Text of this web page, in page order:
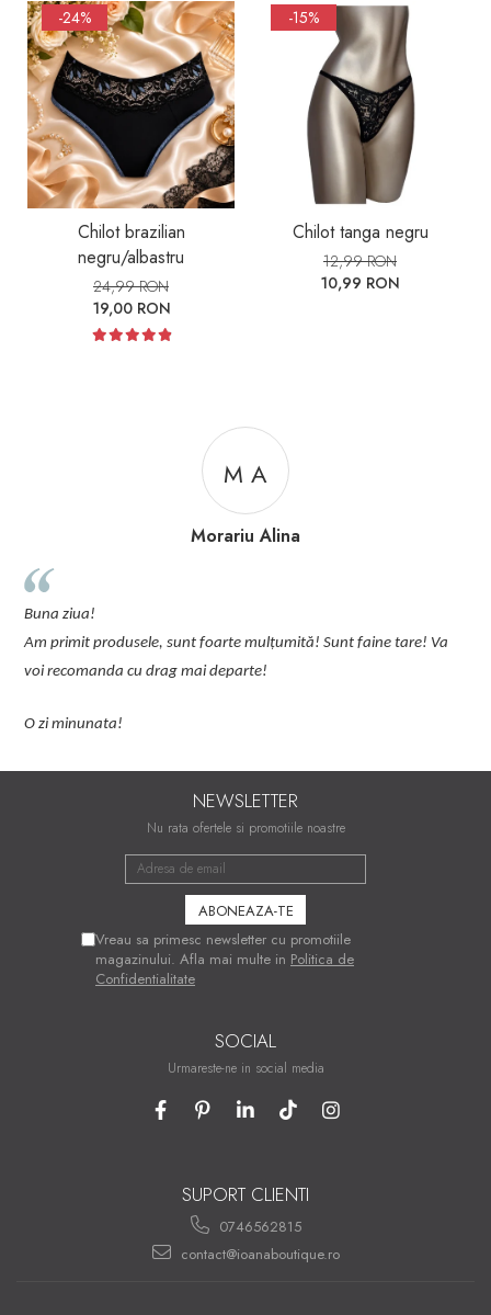
-24%
Chilot brazilian
negru/albastru
24,99 RON
19,00 RON
-15%
Chilot tanga negru
12,99 RON
10,99 RON
M A
Morariu Alina
Buna ziua!
Am primit produsele, sunt foarte mulțumită! Sunt faine tare! Va
voi recomanda cu drag mai departe!
O zi minunata!
NEWSLETTER
Nu rata ofertele si promotiile noastre
Vreau sa primesc newsletter cu promotiile
magazinului. Afla mai multe in Politica de
Confidentialitate
SOCIAL
Urmareste-ne in social media
SUPORT CLIENTI
0746562815
contact@ioanaboutique.ro